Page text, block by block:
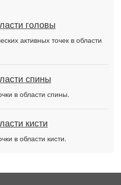
головы
активных точек в области
спины
в области спины.
кисти
в области кисти.